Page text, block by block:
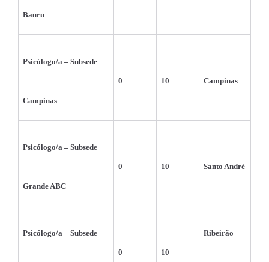
Bauru
Psicólogo/a – Subsede
Campinas
0 10 Campinas
Psicólogo/a – Subsede
Grande ABC
0 10 Santo André
Psicólogo/a – Subsede
0 10
Ribeirão